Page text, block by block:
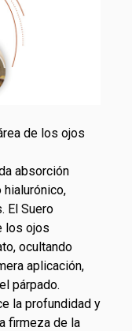
de los ojos
absorción
El Suero
los ojos
ocultando
aplicación,
párpado.
la profundidad y
firmeza de la